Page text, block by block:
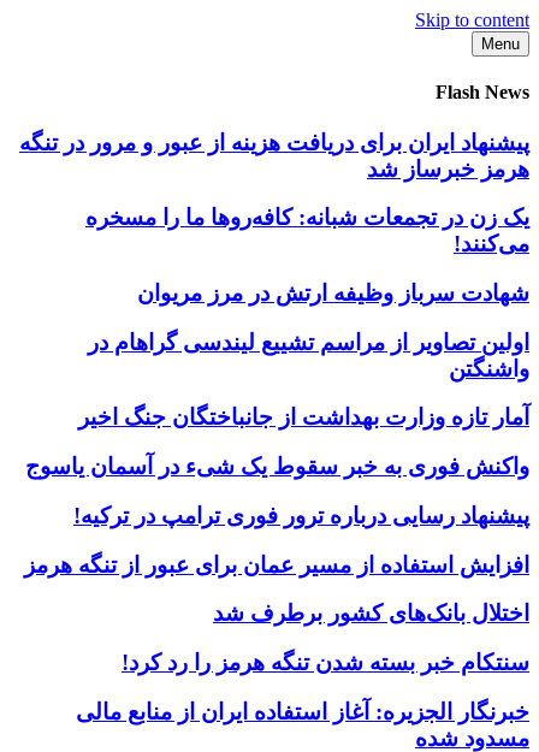
Skip to content
Menu
Flash News
پیشنهاد ایران برای دریافت هزینه از عبور و مرور در تنگه
هرمز خبرساز شد
یک زن در تجمعات شبانه: کافه‌روها ما را مسخره
می‌کنند!
شهادت سرباز وظیفه ارتش در مرز مریوان
اولین تصاویر از مراسم تشییع لیندسی گراهام در
واشنگتن
آمار تازه وزارت بهداشت از جانباختگان جنگ اخیر
واکنش فوری به خبر سقوط یک شیء در آسمان یاسوج
پیشنهاد رسایی درباره ترور فوری ترامپ در ترکیه!
افزایش استفاده از مسیر عمان برای عبور از تنگه هرمز
اختلال بانک‌های کشور برطرف شد
سنتکام خبر بسته شدن تنگه هرمز را رد کرد!
خبرنگار الجزیره: آغاز استفاده ایران از منابع مالی
مسدود شده